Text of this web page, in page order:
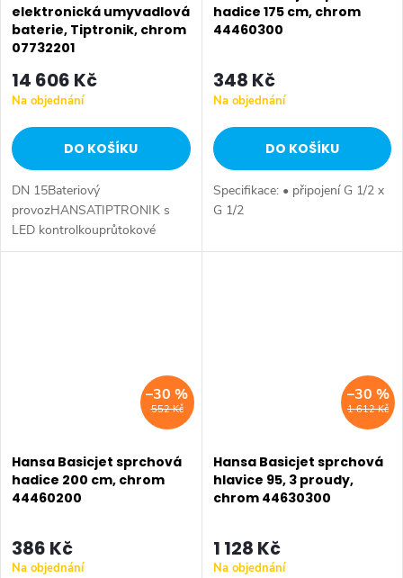
elektronická umyvadlová
baterie, Tiptronik, chrom
07732201
14 606 Kč
Na objednání
DO KOŠÍKU
DN 15Bateriový
provozHANSATIPTRONIK s
LED kontrolkouprůtokové
množství: 4 l/min, měřeno při 3
hadice 175 cm, chrom
44460300
348 Kč
Na objednání
DO KOŠÍKU
Specifikace: • připojení G 1/2 x
G 1/2
552 Kč
–30 %
Hansa Basicjet sprchová
hadice 200 cm, chrom
44460200
386 Kč
Na objednání
1 612 Kč
–30 %
Hansa Basicjet sprchová
hlavice 95, 3 proudy,
chrom 44630300
1 128 Kč
Na objednání